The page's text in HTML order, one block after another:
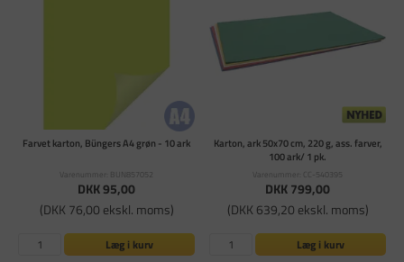
Farvet karton, Büngers A4 grøn - 10 ark
Varenummer: BUN857052
DKK 95,00
(DKK 76,00 ekskl. moms)
Læg i kurv
Karton, ark 50x70 cm, 220 g, ass. farver,
100 ark/ 1 pk.
Varenummer: CC-540395
DKK 799,00
(DKK 639,20 ekskl. moms)
Læg i kurv